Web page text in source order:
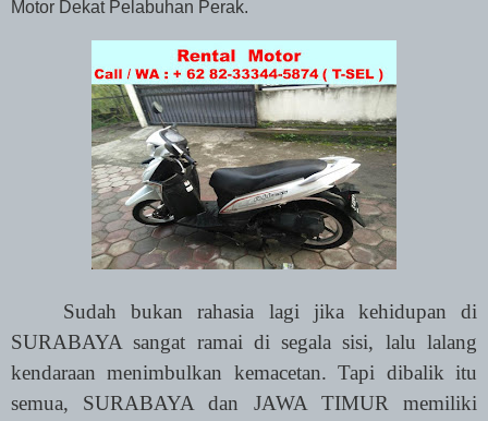
Motor Dekat Pelabuhan Perak.
Sudah bukan rahasia lagi jika kehidupan di
SURABAYA sangat ramai di segala sisi, lalu lalang
kendaraan menimbulkan kemacetan. Tapi dibalik itu
semua, SURABAYA dan JAWA TIMUR memiliki